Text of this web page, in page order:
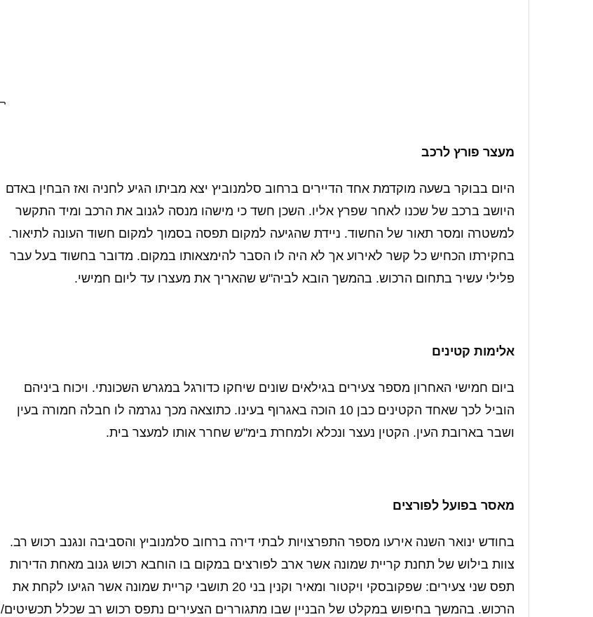
מעצר פורץ לרכב
היום בבוקר בשעה מוקדמת אחד הדיירים ברחוב סלמנוביץ יצא מביתו הגיע לחניה ואז הבחין באדם
היושב ברכב של שכנו לאחר שפרץ אליו. השכן חשד כי מישהו מנסה לגנוב את הרכב ומיד התקשר
למשטרה ומסר תאור של החשוד. ניידת שהגיעה למקום תפסה בסמוך למקום חשוד העונה לתיאור.
בחקירתו הכחיש כל קשר לאירוע אך לא היה לו הסבר להימצאותו במקום. מדובר בחשוד בעל עבר
פלילי עשיר בתחום הרכוש. בהמשך הובא לביה"ש שהאריך את מעצרו עד ליום חמישי.
אלימות קטינים
ביום חמישי האחרון מספר צעירים בגילאים שונים שיחקו כדורגל במגרש השכונתי. ויכוח ביניהם
הוביל לכך שאחד הקטינים כבן 10 הוכה באגרוף בעינו. כתוצאה מכך נגרמה לו חבלה חמורה בעין
ושבר בארובת העין. הקטין נעצר ונכלא ולמחרת בימ"ש שחרר אותו למעצר בית.
מאסר בפועל לפורצים
בחודש ינואר השנה אירעו מספר התפרצויות לבתי דירה ברחוב סלמנוביץ והסביבה ונגנב רכוש רב.
צוות בילוש של תחנת קריית שמונה אשר ארב לפורצים במקום בו הוחבא רכוש גנוב מאחת הדירות
תפס שני צעירים: שפקובסקי ויקטור ומאיר וקנין בני 20 תושבי קריית שמונה אשר הגיעו לקחת את
הרכוש. בהמשך בחיפוש במקלט של הבניין שבו מתגוררים הצעירים נתפס רכוש רב שכלל תכשיטים/